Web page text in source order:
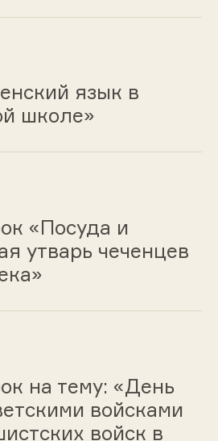
язык в
школе»
«Посуда и
утварь чеченцев
на тему: «День
войсками
войск в